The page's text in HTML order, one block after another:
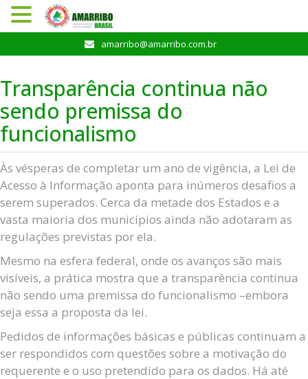
para
conteúdo
amarribo@amarribo.com.br
Transparência continua não
sendo premissa do
funcionalismo
Às vésperas de completar um ano de vigência, a Lei de
Acesso à Informação aponta para inúmeros desafios a
serem superados. Cerca da metade dos Estados e a
vasta maioria dos municípios ainda não adotaram as
regulações previstas por ela.
Mesmo na esfera federal, onde os avanços são mais
visíveis, a prática mostra que a transparência continua
não sendo uma premissa do funcionalismo –embora
seja essa a proposta da lei.
Pedidos de informações básicas e públicas continuam a
ser respondidos com questões sobre a motivação do
requerente e o uso pretendido para os dados. Há até